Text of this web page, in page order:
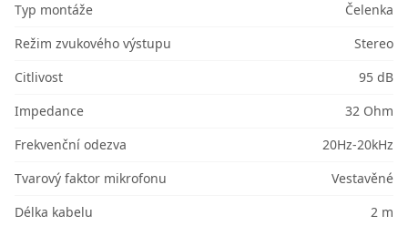
Typ montáže
Čelenka
Režim zvukového výstupu
Stereo
Citlivost
95 dB
Impedance
32 Ohm
Frekvenční odezva
20Hz-20kHz
Tvarový faktor mikrofonu
Vestavěné
Délka kabelu
2 m